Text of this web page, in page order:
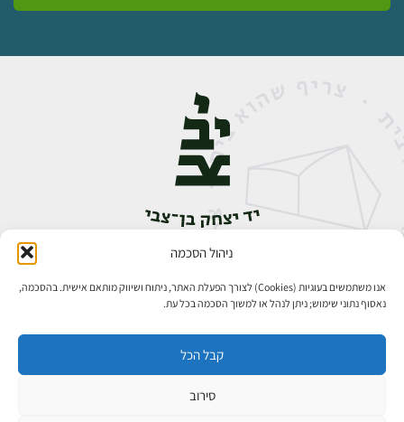
ניהול הסכמה
אנו משתמשים בעוגיות (Cookies) לצורך הפעלת האתר, ניתוח ושיווק מותאם אישית. בהסכמה,
נאסוף נתוני שימוש; ניתן לנהל או למשוך הסכמה בכל עת.
קבל הכל
סירוב
אבן גבירול 14, רחביה, ירושלים